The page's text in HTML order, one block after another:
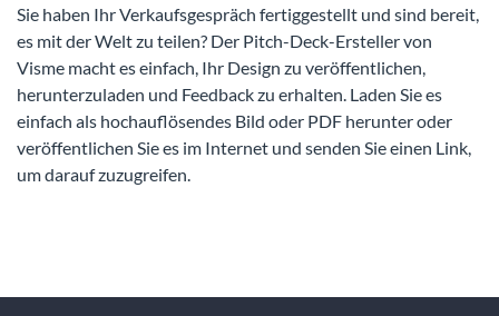
Sie haben Ihr Verkaufsgespräch fertiggestellt und sind bereit,
es mit der Welt zu teilen? Der Pitch-Deck-Ersteller von
Visme macht es einfach, Ihr Design zu veröffentlichen,
herunterzuladen und Feedback zu erhalten. Laden Sie es
einfach als hochauflösendes Bild oder PDF herunter oder
veröffentlichen Sie es im Internet und senden Sie einen Link,
um darauf zuzugreifen.